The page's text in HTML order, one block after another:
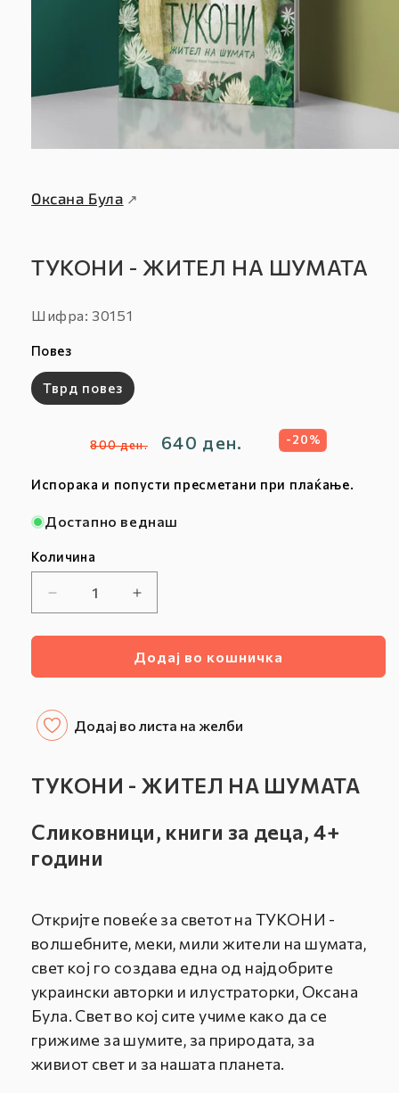
Оксана Була ↗
ТУКОНИ - ЖИТЕЛ НА ШУМАТА
Шифра:
Шифра: 30151
Повез
Тврд повез
Редовна
800 ден.
Продажна
640 ден. -20%
Испорака и попусти пресметани при плаќање.
Достапно веднаш
Количина
Намалете
количината
ТУКОНИ
ЖИТЕЛ
НА
Зголемете
количината
за
ТУКОНИ
Додај во кошничка
Додај во листа на желби
ТУКОНИ - ЖИТЕЛ НА ШУМАТА
Сликовници, книги за деца, 4+
години
Откријте повеќе за светот на ТУКОНИ -
волшебните, меки, мили жители на шумата,
свет кој го создава една од најдобрите
украински авторки и илустраторки, Оксана
Була. Свет во кој сите учиме како да се
грижиме за шумите, за природата, за
живиот свет и за нашата планета.